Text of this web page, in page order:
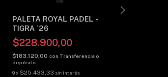
PALETA ROYAL PADEL -
TIGRA ´26
$228.900,00
$183.120,00 con Transferencia o
depósito
9x $25.433,33 sin interés